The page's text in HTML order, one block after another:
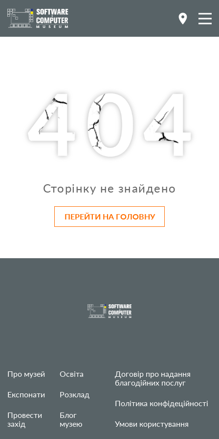
Сторінку не знайдено
ПЕРЕЙТИ НА ГОЛОВНУ
Про музей
Експонати
Провести
захід
Освіта
Розклад
Блог
музею
Договір про надання
благодійних послуг
Політика конфідеційності
Умови користування